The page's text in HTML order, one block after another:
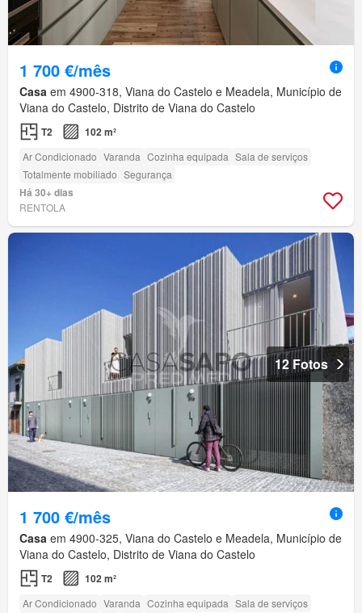
1 700 €/mês
Casa em 4900-318, Viana do Castelo e Meadela, Município de
Viana do Castelo, Distrito de Viana do Castelo
T2 102 m²
Ar Condicionado Varanda Cozinha equipada Sala de serviços
Totalmente mobiliado Segurança
Há 30+ dias
RENTOLA
12 Fotos
1 700 €/mês
Casa em 4900-325, Viana do Castelo e Meadela, Município de
Viana do Castelo, Distrito de Viana do Castelo
T2 102 m²
Ar Condicionado Varanda Cozinha equipada Sala de serviços